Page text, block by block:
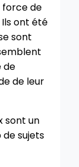
force de
ont été
sont
de
de leur
sont un
sujets